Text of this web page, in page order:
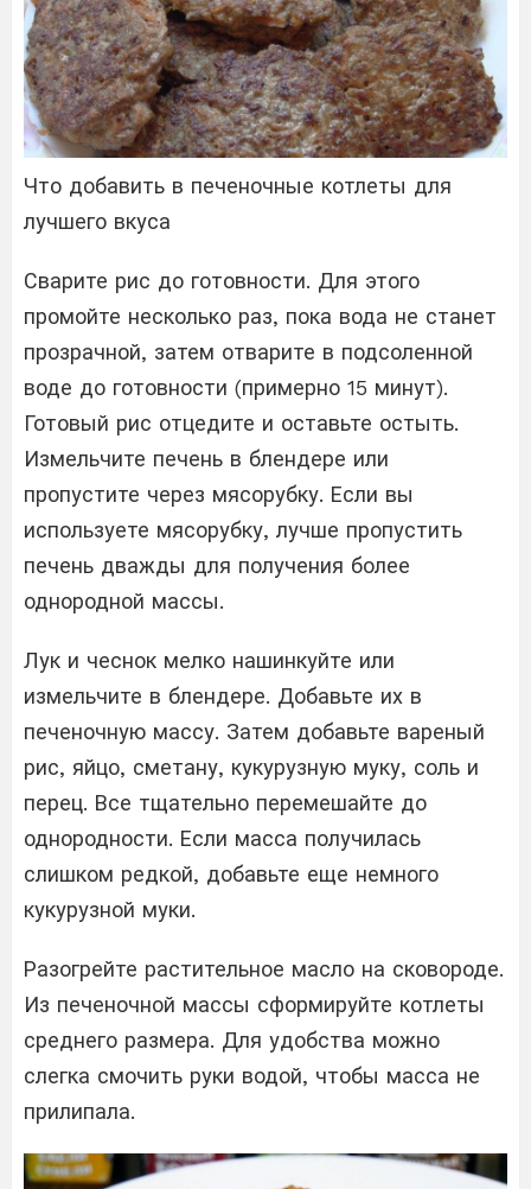
Что добавить в печеночные котлеты для
лучшего вкуса
Сварите рис до готовности. Для этого
промойте несколько раз, пока вода не станет
прозрачной, затем отварите в подсоленной
воде до готовности (примерно 15 минут).
Готовый рис отцедите и оставьте остыть.
Измельчите печень в блендере или
пропустите через мясорубку. Если вы
используете мясорубку, лучше пропустить
печень дважды для получения более
однородной массы.
Лук и чеснок мелко нашинкуйте или
измельчите в блендере. Добавьте их в
печеночную массу. Затем добавьте вареный
рис, яйцо, сметану, кукурузную муку, соль и
перец. Все тщательно перемешайте до
однородности. Если масса получилась
слишком редкой, добавьте еще немного
кукурузной муки.
Разогрейте растительное масло на сковороде.
Из печеночной массы сформируйте котлеты
среднего размера. Для удобства можно
слегка смочить руки водой, чтобы масса не
прилипала.